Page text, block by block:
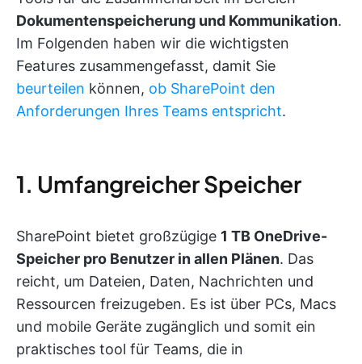
Dokumentenspeicherung und Kommunikation.
Im Folgenden haben wir die wichtigsten
Features zusammengefasst, damit Sie
beurteilen können, ob SharePoint den
Anforderungen Ihres Teams entspricht.
1. Umfangreicher Speicher
SharePoint bietet großzügige 1 TB OneDrive-
Speicher pro Benutzer in allen Plänen. Das
reicht, um Dateien, Daten, Nachrichten und
Ressourcen freizugeben. Es ist über PCs, Macs
und mobile Geräte zugänglich und somit ein
praktisches tool für Teams, die in